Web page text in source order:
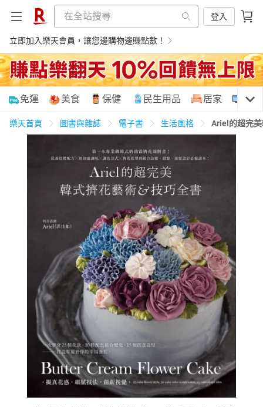
登入
立即加入樂天會員，讓您邊購物邊賺點數！
購物網分類
天天免運 美食蛋糕 養生保健
運動休閒
男裝 化妝保養 情趣用品
日本購物 電子/紙本書
免運 美食 保健 民生用品 居家 3C
樂天首頁 圖書與雜誌 電子書 生活風格 Ariel的超完